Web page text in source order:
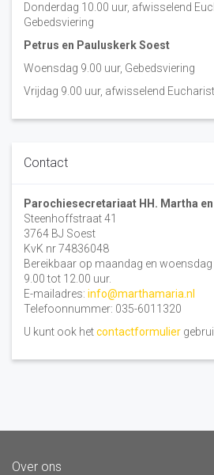
Donderdag 10.00 uur, afwisselend
Gebedsviering
Petrus en Pauluskerk Soest
Woensdag 9.00 uur, Gebedsviering
Vrijdag 9.00 uur, afwisselend
Contact
Parochiesecretariaat HH. Martha
Steenhoffstraat 41
3764 BJ Soest
KvK nr 74836048
Bereikbaar op maandag en
9.00 tot 12.00 uur.
E-mailadres: info@marthamaria.nl
Telefoonnummer: 035-6011320
U kunt ook hetcontactformulier
Over ons